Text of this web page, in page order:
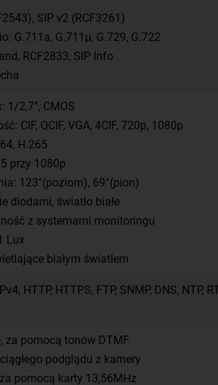
SIP v2 (RCF3261)
G.711a, G.711μ, G.729, G.722
RCF2833, SIP Info
1/2,7”, CMOS
CIF, QCIF, VGA, 4CIF, 720p, 1080p
H.265
przy 1080p
123°(poziom), 69°(pion)
diodami, światło białe
z systemami monitoringu
Lux
białym światłem
HTTP, HTTPS, FTP, SNMP, DNS, NTP,
za pomocą tonów DTMF
podglądu z kamery
pomocą karty 13,56MHz